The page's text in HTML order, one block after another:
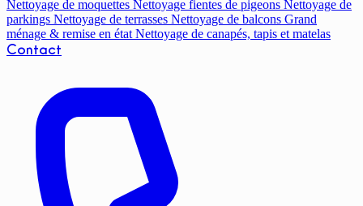
Nettoyage de moquettes Nettoyage fientes de pigeons Nettoyage de
parkings Nettoyage de terrasses Nettoyage de balcons Grand
ménage & remise en état Nettoyage de canapés, tapis et matelas
Contact